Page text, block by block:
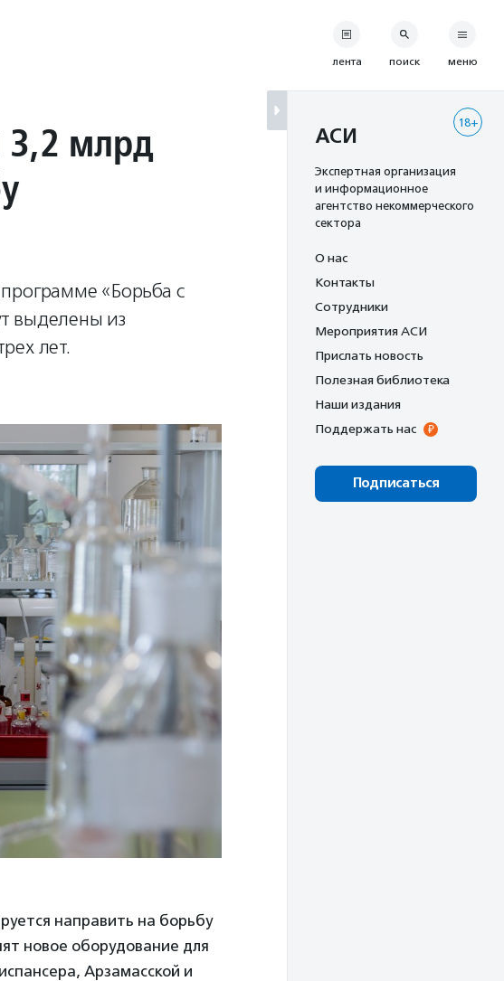
3,2 млрд
«Борьба с
выделены из
лет.
направить на борьбу
новое оборудование для
Арзамасской и
лента поиск меню
18+
АСИ
Экспертная организация
и информационное
агентство некоммерческого
сектора
О нас
Контакты
Сотрудники
Мероприятия АСИ
Прислать новость
Полезная библиотека
Наши издания
Поддержать нас
Подписаться